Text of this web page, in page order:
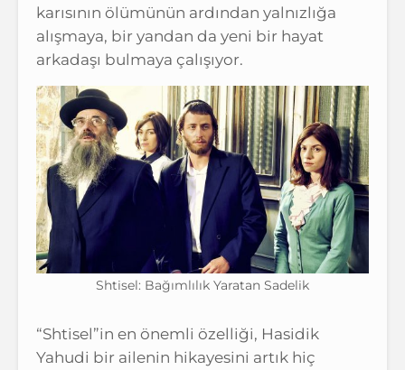
karısının ölümünün ardından yalnızlığa
alışmaya, bir yandan da yeni bir hayat
arkadaşı bulmaya çalışıyor.
Shtisel: Bağımlılık Yaratan Sadelik
“Shtisel”in en önemli özelliği, Hasidik
Yahudi bir ailenin hikayesini artık hiç